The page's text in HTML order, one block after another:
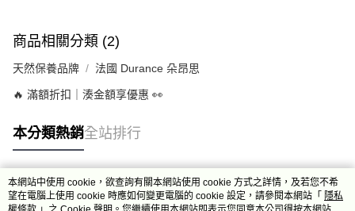
商品相關分類 (2)
天然保養品牌 法國 Durance 朵昂思
🔥 滿額折扣｜湊金額享優惠 👀
本分類熱銷全站排行
熱門標籤
本網站中使用 cookie，欲查詢有關本網站使用 cookie 方式之詳情，及若您不希
望在電腦上使用 cookie 時應如何變更電腦的 cookie 設定，請參閱本網站「 隱私